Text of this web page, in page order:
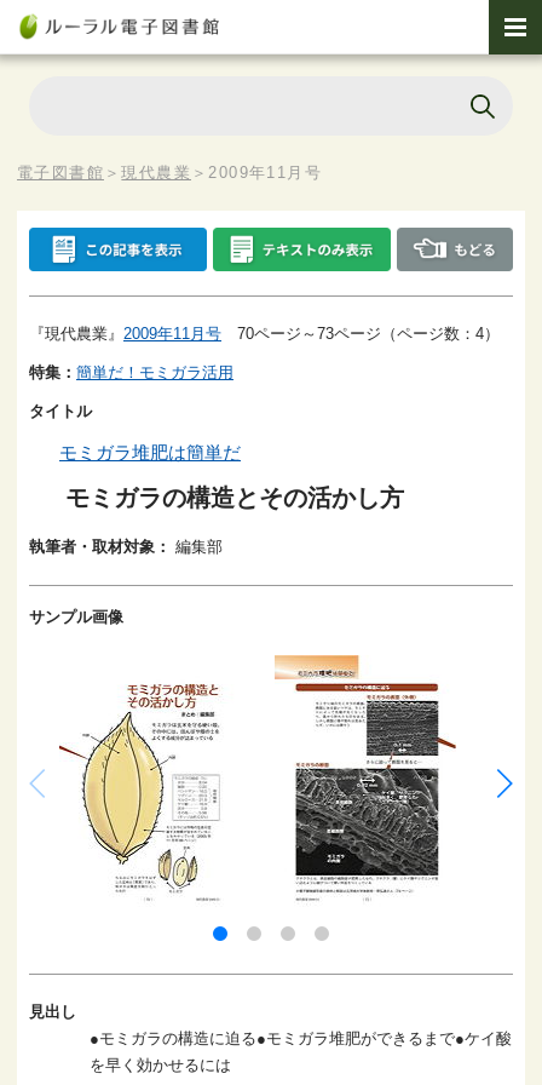
電子図書館 ＞現代農業 ＞2009年11月号
『現代農業』 2009年11月号 70ページ～73ページ（ページ数：4）
特集： 簡単だ！モミガラ活用
タイトル
モミガラ堆肥は簡単だ
モミガラの構造とその活かし方
執筆者・取材対象： 編集部
サンプル画像
見出し
●モミガラの構造に迫る●モミガラ堆肥ができるまで●ケイ酸
を早く効かせるには